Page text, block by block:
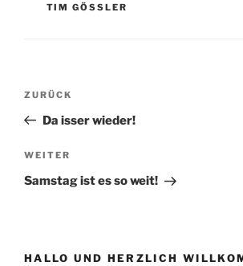
TIM GÖSSLER
Beitragsnavigation
Vorheriger
Beitrag
ZURÜCK
Da isser wieder!
Nächster
Beitrag
WEITER
Samstag ist es so weit!
HALLO UND HERZLICH